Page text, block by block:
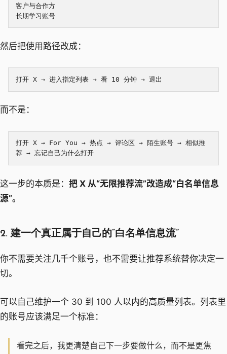
客户与合作方
长期学习账号
然后把使用路径改成：
而不是：
打开 X → For You → 热点 → 评论区 → 陌生账号 → 相似推
荐 → 忘记自己为什么打开
这一步的本质是： 把 X 从“无限推荐流”改造成“白名单信息
源”。
2. 建一个真正属于自己的“白名单信息流”
你不需要关注几千个账号，也不需要让推荐系统替你决定一
切。
可以自己维护一个 30 到 100 人以内的高质量列表。列表里
的账号应该满足一个标准：
看完之后，我更清楚自己下一步要做什么，而不是更焦